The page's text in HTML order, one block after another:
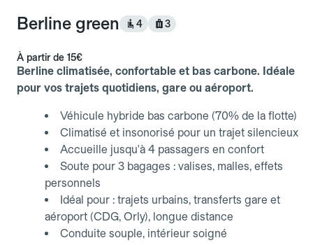
Berline green 4 3
À partir de 15€
Berline climatisée, confortable et bas carbone. Idéale
pour vos trajets quotidiens, gare ou aéroport.
Véhicule hybride bas carbone (70% de la flotte)
Climatisé et insonorisé pour un trajet silencieux
Accueille jusqu'à 4 passagers en confort
Soute pour 3 bagages : valises, malles, effets
personnels
Idéal pour : trajets urbains, transferts gare et
aéroport (CDG, Orly), longue distance
Conduite souple, intérieur soigné